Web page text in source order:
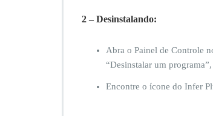
2 – Desinstalando:
Abra o Painel de Controle
“Desinstalar um
Encontre o ícone do Infer